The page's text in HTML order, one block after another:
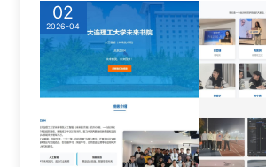
02
2026-04